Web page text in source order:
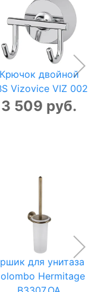
Крючок двойной
Vizovice VIZ 002
3 509 руб.
для унитаза
Hermitage